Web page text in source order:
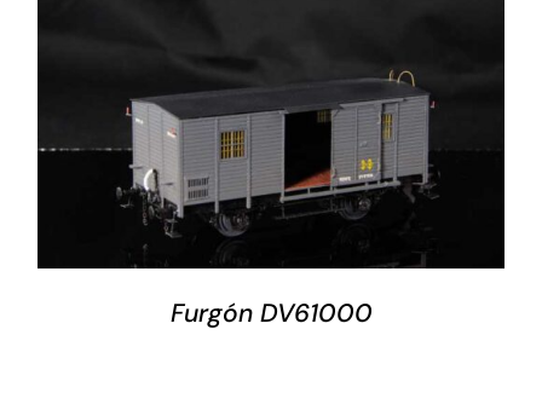
DETALLES
Furgón DV61000